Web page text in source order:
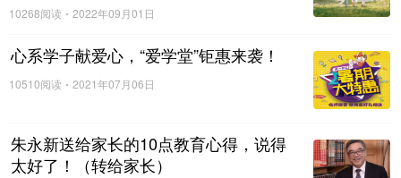
10268阅读 2022年09月01日
心系学子献爱心，“爱学堂”钜惠来袭！
10510阅读 2021年07月06日
朱永新送给家长的10点教育心得，说得
太好了！（转给家长）